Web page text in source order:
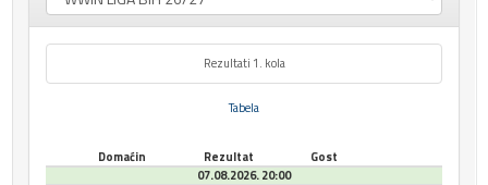
Rezultati 1. kola
Tabela
Domaćin Rezultat
Gost
07.08.2026. 20:00